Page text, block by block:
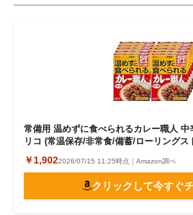
常備用 温めずに食べられるカレー職人
リコ (常温保存/非常食/備蓄/ローリング
￥1,9022026/07/15 11:25時点｜Amazon調べ
クリックして今すぐ